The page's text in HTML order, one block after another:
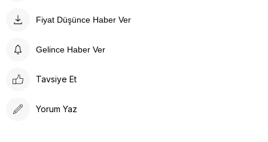
Fiyat Düşünce Haber Ver
Gelince Haber Ver
Tavsiye Et
Yorum Yaz